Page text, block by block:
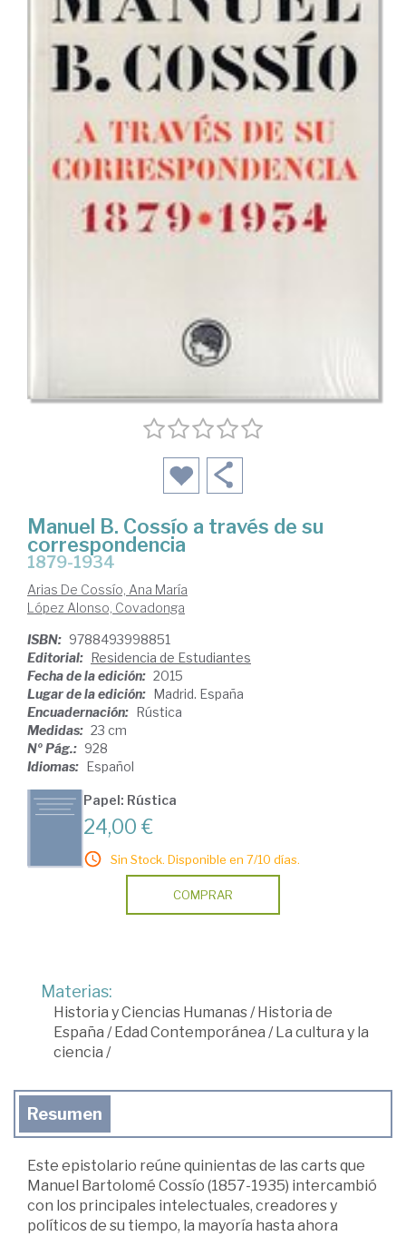
Manuel B. Cossío a través de su
correspondencia
1879-1934
Arias De Cossío, Ana María
López Alonso, Covadonga
ISBN: 9788493998851
Editorial: Residencia de Estudiantes
Fecha de la edición: 2015
Lugar de la edición: Madrid. España
Encuadernación: Rústica
Medidas: 23 cm
Nº Pág.: 928
Idiomas: Español
Papel: Rústica
24,00 €
Sin Stock. Disponible en 7/10 días.
COMPRAR
Materias:
Historia y Ciencias Humanas /Historia de
España /Edad Contemporánea /La cultura y la
ciencia /
Resumen
Este epistolario reúne quinientas de las carts que
Manuel Bartolomé Cossío (1857-1935) intercambió
con los principales intelectuales, creadores y
políticos de su tiempo, la mayoría hasta ahora